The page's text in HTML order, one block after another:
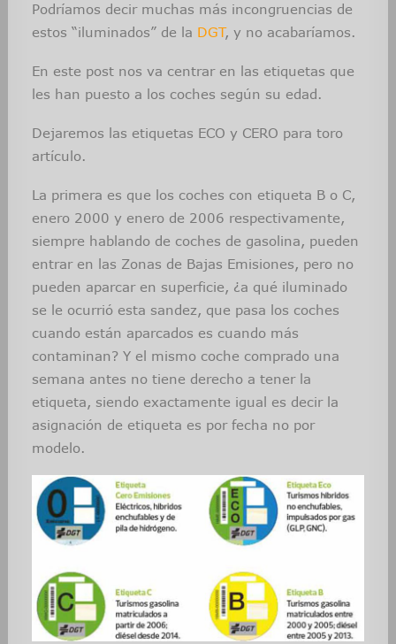
Podríamos decir muchas más incongruencias de
estos “iluminados” de la DGT, y no acabaríamos.
En este post nos va centrar en las etiquetas que
les han puesto a los coches según su edad.
Dejaremos las etiquetas ECO y CERO para toro
artículo.
La primera es que los coches con etiqueta B o C,
enero 2000 y enero de 2006 respectivamente,
siempre hablando de coches de gasolina, pueden
entrar en las Zonas de Bajas Emisiones, pero no
pueden aparcar en superficie, ¿a qué iluminado
se le ocurrió esta sandez, que pasa los coches
cuando están aparcados es cuando más
contaminan? Y el mismo coche comprado una
semana antes no tiene derecho a tener la
etiqueta, siendo exactamente igual es decir la
asignación de etiqueta es por fecha no por
modelo.